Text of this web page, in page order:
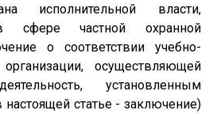
исполнительной власти,
сфере частной охранной
о соответствии учебно-
осуществляющей
установленным
статье - заключение)